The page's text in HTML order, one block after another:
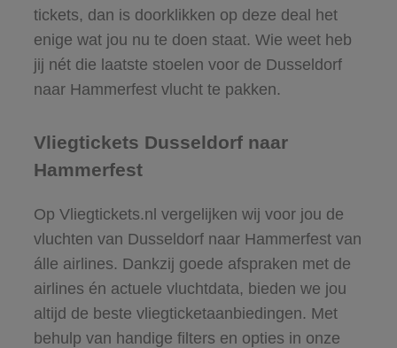
tickets, dan is doorklikken op deze deal het
enige wat jou nu te doen staat. Wie weet heb
jij nét die laatste stoelen voor de Dusseldorf
naar Hammerfest vlucht te pakken.
Vliegtickets Dusseldorf naar
Hammerfest
Op Vliegtickets.nl vergelijken wij voor jou de
vluchten van Dusseldorf naar Hammerfest van
álle airlines. Dankzij goede afspraken met de
airlines én actuele vluchtdata, bieden we jou
altijd de beste vliegticketaanbiedingen. Met
behulp van handige filters en opties in onze